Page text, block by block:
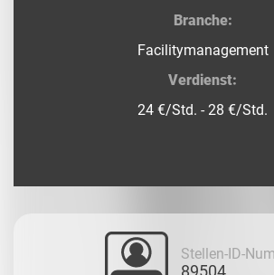
Branche:
Facilitymanagement
Verdienst:
24 €/Std. - 28 €/Std.
Stellen-ID-
89504